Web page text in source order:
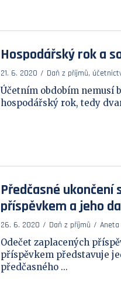
Hospodářský rok a
21. 6. 2020 Daň z příjmů,
Účetním obdobím nemusí
hospodářský rok, tedy
Předčasné
příspěvkem a jeho
26. 6. 2020 Daň z příjmů Aneta
Odečet zaplacených
příspěvkem představuje
předčasného ...